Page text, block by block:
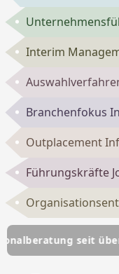
Interim
Branchenfokus
Outplacement
Führungskräfte
seit über 25